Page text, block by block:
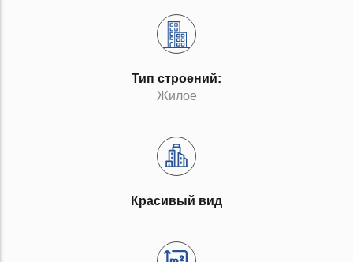
Тип строений:
Жилое
Красивый вид